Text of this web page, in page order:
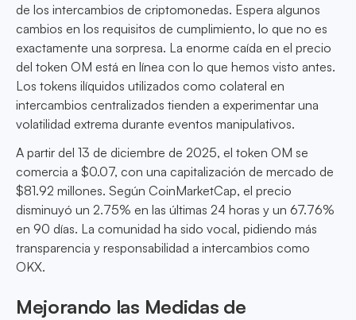
de los intercambios de criptomonedas. Espera algunos
cambios en los requisitos de cumplimiento, lo que no es
exactamente una sorpresa. La enorme caída en el precio
del token OM está en línea con lo que hemos visto antes.
Los tokens ilíquidos utilizados como colateral en
intercambios centralizados tienden a experimentar una
volatilidad extrema durante eventos manipulativos.
A partir del 13 de diciembre de 2025, el token OM se
comercia a $0.07, con una capitalización de mercado de
$81.92 millones. Según CoinMarketCap, el precio
disminuyó un 2.75% en las últimas 24 horas y un 67.76%
en 90 días. La comunidad ha sido vocal, pidiendo más
transparencia y responsabilidad a intercambios como
OKX.
Mejorando las Medidas de